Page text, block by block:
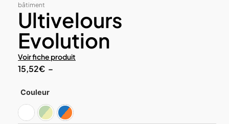
bâtiment
Ultivelours
Evolution
Voir fiche produit
15,52€ –
Couleur
BlancTeintes claires
Teintes foncées